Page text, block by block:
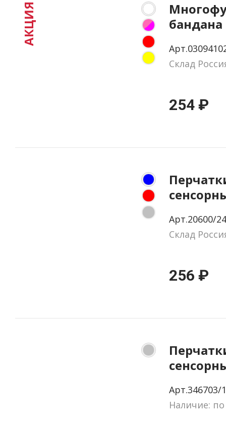
Склад
254 ₽
АКЦИЯ
Арт.20600/
Склад
256 ₽
акрил
Арт.346703/
Наличие: